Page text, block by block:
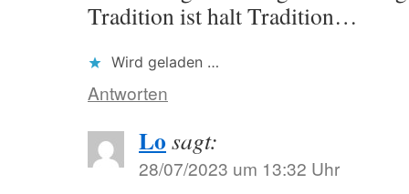
Tradition ist halt Tradition…
Wird geladen …
Antworten
Lo sagt:
28/07/2023 um 13:32 Uhr